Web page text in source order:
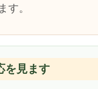
す。
を見ます